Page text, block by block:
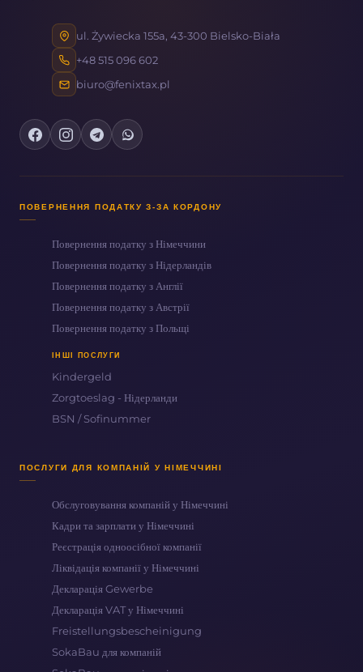
ul. Żywiecka 155a, 43-300 Bielsko-Biała
+48 515 096 602
biuro@fenixtax.pl
ПОВЕРНЕННЯ ПОДАТКУ З-ЗА КОРДОНУ
Повернення податку з Німеччини
Повернення податку з Нідерландів
Повернення податку з Англії
Повернення податку з Австрії
Повернення податку з Польщі
ІНШІ ПОСЛУГИ
Kindergeld
Zorgtoeslag - Нідерланди
BSN / Sofinummer
ПОСЛУГИ ДЛЯ КОМПАНІЙ У НІМЕЧЧИНІ
Обслуговування компаній у Німеччині
Кадри та зарплати у Німеччині
Реєстрація одноосібної компанії
Ліквідація компанії у Німеччині
Декларація Gewerbe
Декларація VAT у Німеччині
Freistellungsbescheinigung
SokaBau для компаній